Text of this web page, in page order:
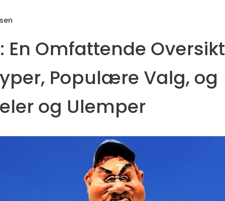
En Omfattende Oversikt
Populære Valg, og
og Ulemper